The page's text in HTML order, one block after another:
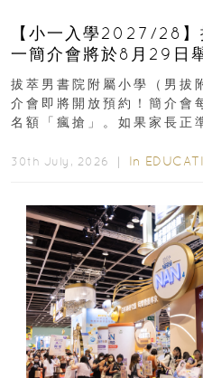
【小一入學2027/28
一簡介會將於8月29日
｜更設有網上重溫
拔萃男書院附屬小學（男拔
介會即將開放預約！簡介會
名額「瘋搶」。如果家長
30th July, 2026 ｜ In